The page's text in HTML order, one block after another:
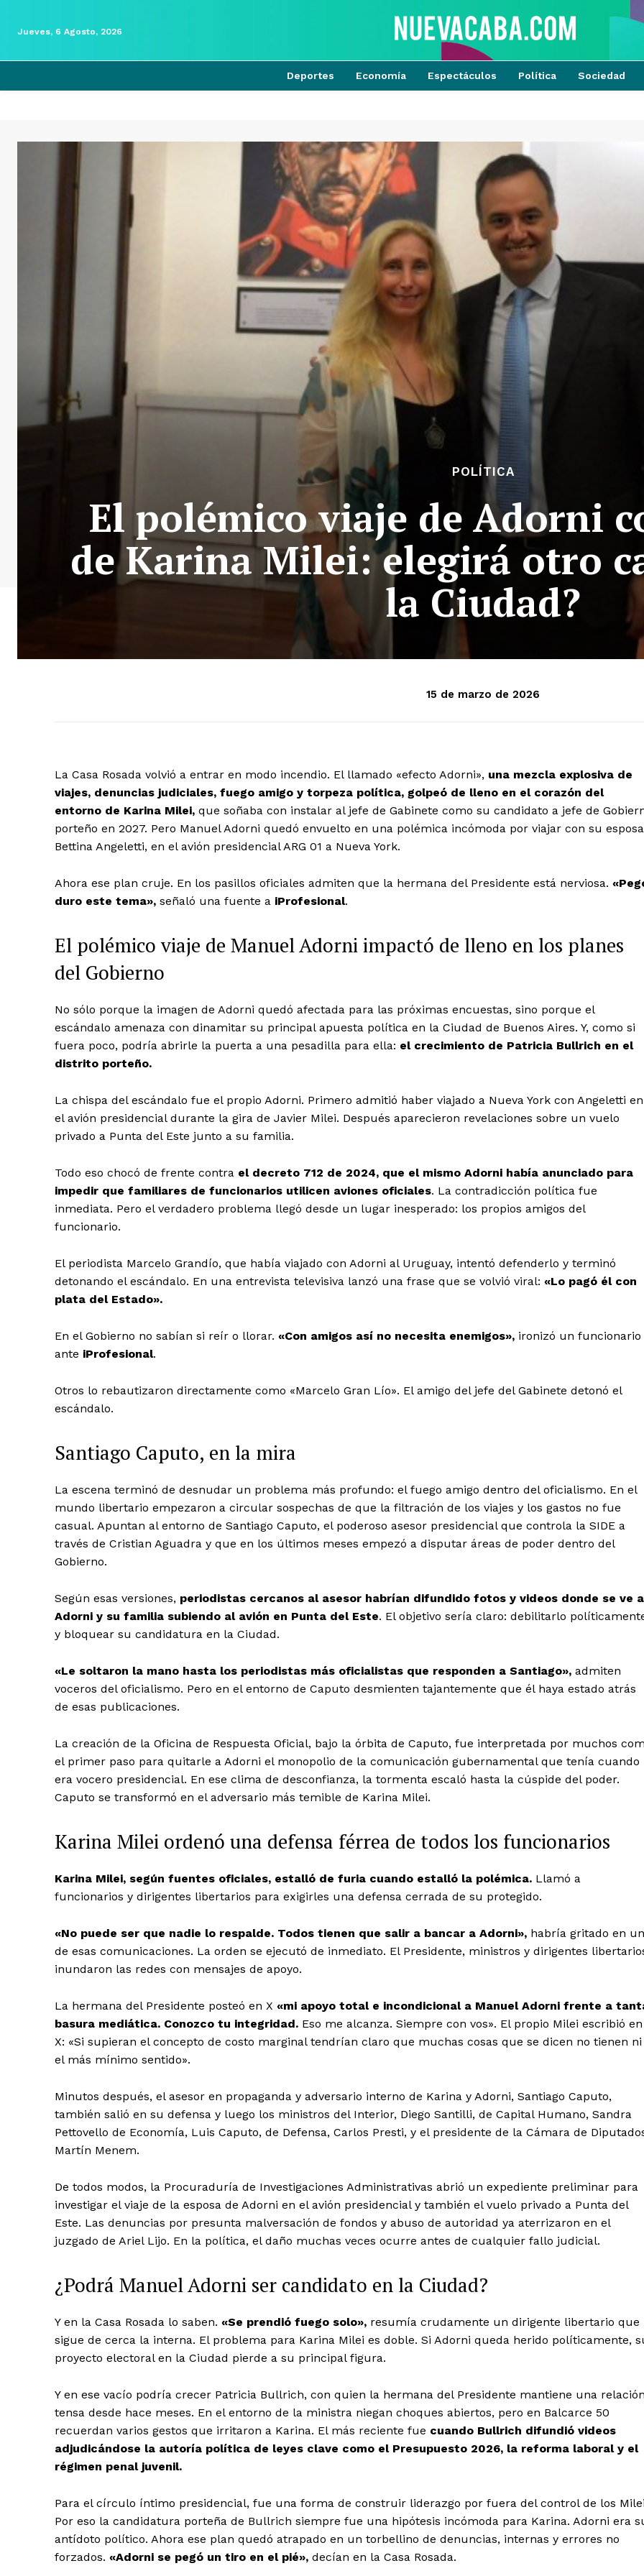
Jueves, 6 Agosto, 2026
Deportes Economía Espectáculos Política Sociedad
POLÍTICA
El polémico viaje de Adorni
de Karina Milei: elegirá otro
la Ciudad?
15 de marzo de 2026
La Casa Rosada volvió a entrar en modo incendio. El llamado «efecto Adorni», una mezcla explosiva de
viajes, denuncias judiciales, fuego amigo y torpeza política, golpeó de lleno en el corazón del
entorno de Karina Milei, que soñaba con instalar al jefe de Gabinete como su candidato a jefe de
porteño en 2027. Pero Manuel Adorni quedó envuelto en una polémica incómoda por viajar con su
Bettina Angeletti, en el avión presidencial ARG 01 a Nueva York.
Ahora ese plan cruje. En los pasillos oficiales admiten que la hermana del Presidente está nerviosa.
duro este tema», señaló una fuente a iProfesional.
El polémico viaje de Manuel Adorni impactó de lleno en los planes
del Gobierno
No sólo porque la imagen de Adorni quedó afectada para las próximas encuestas, sino porque el
escándalo amenaza con dinamitar su principal apuesta política en la Ciudad de Buenos Aires. Y, como si
fuera poco, podría abrirle la puerta a una pesadilla para ella: el crecimiento de Patricia Bullrich en el
distrito porteño.
La chispa del escándalo fue el propio Adorni. Primero admitió haber viajado a Nueva York con Angeletti en
el avión presidencial durante la gira de Javier Milei. Después aparecieron revelaciones sobre un vuelo
privado a Punta del Este junto a su familia.
Todo eso chocó de frente contra el decreto 712 de 2024, que el mismo Adorni había anunciado para
impedir que familiares de funcionarios utilicen aviones oficiales. La contradicción política fue
inmediata. Pero el verdadero problema llegó desde un lugar inesperado: los propios amigos del
funcionario.
El periodista Marcelo Grandío, que había viajado con Adorni al Uruguay, intentó defenderlo y terminó
detonando el escándalo. En una entrevista televisiva lanzó una frase que se volvió viral: «Lo pagó él con
plata del Estado».
En el Gobierno no sabían si reír o llorar. «Con amigos así no necesita enemigos», ironizó un funcionario
ante iProfesional.
Otros lo rebautizaron directamente como «Marcelo Gran Lío». El amigo del jefe del Gabinete detonó el
escándalo.
Santiago Caputo, en la mira
La escena terminó de desnudar un problema más profundo: el fuego amigo dentro del oficialismo. En el
mundo libertario empezaron a circular sospechas de que la filtración de los viajes y los gastos no fue
casual. Apuntan al entorno de Santiago Caputo, el poderoso asesor presidencial que controla la SIDE a
través de Cristian Aguadra y que en los últimos meses empezó a disputar áreas de poder dentro del
Gobierno.
Según esas versiones, periodistas cercanos al asesor habrían difundido fotos y videos donde se ve a
Adorni y su familia subiendo al avión en Punta del Este. El objetivo sería claro: debilitarlo
y bloquear su candidatura en la Ciudad.
«Le soltaron la mano hasta los periodistas más oficialistas que responden a Santiago», admiten
voceros del oficialismo. Pero en el entorno de Caputo desmienten tajantemente que él haya estado atrás
de esas publicaciones.
La creación de la Oficina de Respuesta Oficial, bajo la órbita de Caputo, fue interpretada por muchos
el primer paso para quitarle a Adorni el monopolio de la comunicación gubernamental que tenía cuando
era vocero presidencial. En ese clima de desconfianza, la tormenta escaló hasta la cúspide del poder.
Caputo se transformó en el adversario más temible de Karina Milei.
Karina Milei ordenó una defensa férrea de todos los funcionarios
Karina Milei, según fuentes oficiales, estalló de furia cuando estalló la polémica. Llamó a
funcionarios y dirigentes libertarios para exigirles una defensa cerrada de su protegido.
«No puede ser que nadie lo respalde. Todos tienen que salir a bancar a Adorni», habría gritado en
de esas comunicaciones. La orden se ejecutó de inmediato. El Presidente, ministros y dirigentes
inundaron las redes con mensajes de apoyo.
La hermana del Presidente posteó en X «mi apoyo total e incondicional a Manuel Adorni frente a
basura mediática. Conozco tu integridad. Eso me alcanza. Siempre con vos». El propio Milei escribió en
X: «Si supieran el concepto de costo marginal tendrían claro que muchas cosas que se dicen no tienen ni
el más mínimo sentido».
Minutos después, el asesor en propaganda y adversario interno de Karina y Adorni, Santiago Caputo,
también salió en su defensa y luego los ministros del Interior, Diego Santilli, de Capital Humano, Sandra
Pettovello de Economía, Luis Caputo, de Defensa, Carlos Presti, y el presidente de la Cámara de
Martín Menem.
De todos modos, la Procuraduría de Investigaciones Administrativas abrió un expediente preliminar para
investigar el viaje de la esposa de Adorni en el avión presidencial y también el vuelo privado a Punta del
Este. Las denuncias por presunta malversación de fondos y abuso de autoridad ya aterrizaron en el
juzgado de Ariel Lijo. En la política, el daño muchas veces ocurre antes de cualquier fallo judicial.
¿Podrá Manuel Adorni ser candidato en la Ciudad?
Y en la Casa Rosada lo saben. «Se prendió fuego solo», resumía crudamente un dirigente libertario que
sigue de cerca la interna. El problema para Karina Milei es doble. Si Adorni queda herido políticamente,
proyecto electoral en la Ciudad pierde a su principal figura.
Y en ese vacío podría crecer Patricia Bullrich, con quien la hermana del Presidente mantiene una
tensa desde hace meses. En el entorno de la ministra niegan choques abiertos, pero en Balcarce 50
recuerdan varios gestos que irritaron a Karina. El más reciente fue cuando Bullrich difundió videos
adjudicándose la autoría política de leyes clave como el Presupuesto 2026, la reforma laboral y el
régimen penal juvenil.
Para el círculo íntimo presidencial, fue una forma de construir liderazgo por fuera del control de los
Por eso la candidatura porteña de Bullrich siempre fue una hipótesis incómoda para Karina. Adorni era
antídoto político. Ahora ese plan quedó atrapado en un torbellino de denuncias, internas y errores no
forzados. «Adorni se pegó un tiro en el pié», decían en la Casa Rosada.